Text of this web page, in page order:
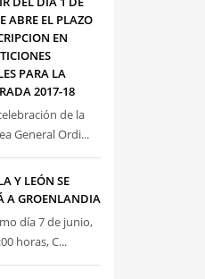
ABRE EL PLAZO
EN
PARA LA
2017-18
de la
General Ordi...
Y LEÓN SE
A GROENLANDIA
día 7 de junio,
horas, C...